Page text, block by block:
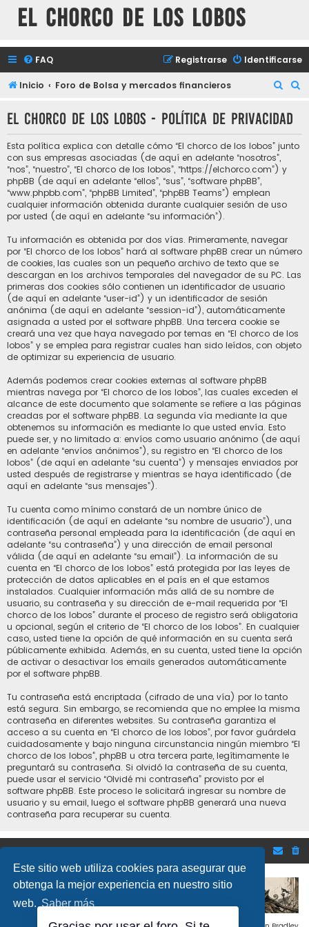
Este sitio web utiliza cookies para asegurar que
obtenga la mejor experiencia en nuestro sitio
web. Saber más
El chorco de los lobos
FAQ Identificarse
Registrarse
Inicio Foro de Bolsa y mercados financieros
c
s
c
r
El chorco de los lobos - Política de privacidad
Esta política explica con detalle cómo “El chorco de los lobos” junto
con sus empresas asociadas (de aquí en adelante “nosotros”,
“nos”, “nuestro”, “El chorco de los lobos”, “https://elchorco.com”) y
phpBB (de aquí en adelante “ellos”, “sus”, “software phpBB”,
“www.phpbb.com”, “phpBB Limited”, “phpBB Teams”) emplean
cualquier información obtenida durante cualquier sesión de uso
por usted (de aquí en adelante “su información”).
Tu información es obtenida por dos vías. Primeramente, navegar
por “El chorco de los lobos” hará al software phpBB crear un número
de cookies, las cuales son un pequeño archivo de texto que se
descargan en los archivos temporales del navegador de su PC. Las
primeras dos cookies sólo contienen un identificador de usuario
(de aquí en adelante “user-id”) y un identificador de sesión
anónima (de aquí en adelante “session-id”), automáticamente
asignada a usted por el software phpBB. Una tercera cookie se
creará una vez que haya navegado por temas en “El chorco de los
lobos” y se emplea para registrar cuales han sido leídos, con objeto
de optimizar su experiencia de usuario.
Además podemos crear cookies externas al software phpBB
mientras navega por “El chorco de los lobos”, las cuales exceden el
alcance de este documento que solamente se refiere a las páginas
creadas por el software phpBB. La segunda vía mediante la que
obtenemos su información es mediante lo que usted envía. Esto
puede ser, y no limitado a: envíos como usuario anónimo (de aquí
en adelante “envíos anónimos”), su registro en “El chorco de los
lobos” (de aquí en adelante “su cuenta”) y mensajes enviados por
usted después de registrarse y mientras se haya identificado (de
aquí en adelante “sus mensajes”).
Tu cuenta como mínimo constará de un nombre único de
identificación (de aquí en adelante “su nombre de usuario”), una
contraseña personal empleada para la identificación (de aquí en
adelante “su contraseña”) y una dirección de email personal
válida (de aquí en adelante “su email”). La información de su
cuenta en “El chorco de los lobos” está protegida por las leyes de
protección de datos aplicables en el país en el que estamos
instalados. Cualquier información más allá de su nombre de
usuario, su contraseña y su dirección de e-mail requerida por “El
chorco de los lobos” durante el proceso de registro será obligatoria
u opcional, según el criterio de “El chorco de los lobos”. En cualquier
caso, usted tiene la opción de qué información en su cuenta será
públicamente exhibida. Además, en su cuenta, usted tiene la opción
de activar o desactivar los emails generados automáticamente
por el software phpBB.
Tu contraseña está encriptada (cifrado de una vía) por lo tanto
está segura. Sin embargo, se recomienda que no emplee la misma
contraseña en diferentes websites. Su contraseña garantiza el
acceso a su cuenta en “El chorco de los lobos”, por favor guárdela
cuidadosamente y bajo ninguna circunstancia ningún miembro “El
chorco de los lobos”, phpBB u otra tercera parte, legítimamente le
preguntará su contraseña. Si olvidó la contraseña de su cuenta,
puede usar el servicio “Olvidé mi contraseña” provisto por el
software phpBB. Este proceso le solicitará ingresar su nombre de
usuario y su email, luego el software phpBB generará una nueva
contraseña para recuperar su cuenta.
Inicio Foro de Bolsa y mercados financieros